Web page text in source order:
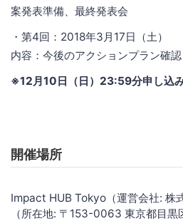
案発表準備、最終発表会
・第4回：2018年3月17日（土）
内容：今後のアクションプラン確認
※12月10日（日）23:59分申し込
開催場所
Impact HUB Tokyo（運営会社: 株
（所在地: 〒153-0063 東京都目黒